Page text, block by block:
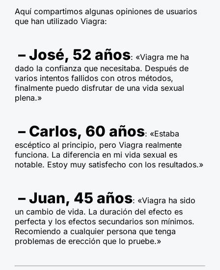
Aquí compartimos algunas opiniones de usuarios
que han utilizado Viagra:
– José, 52 años: «Viagra me ha
dado la confianza que necesitaba. Después de
varios intentos fallidos con otros métodos,
finalmente puedo disfrutar de una vida sexual
plena.»
– Carlos, 60 años: «Estaba
escéptico al principio, pero Viagra realmente
funciona. La diferencia en mi vida sexual es
notable. Estoy muy satisfecho con los resultados.»
– Juan, 45 años: «Viagra ha sido
un cambio de vida. La duración del efecto es
perfecta y los efectos secundarios son mínimos.
Recomiendo a cualquier persona que tenga
problemas de erección que lo pruebe.»